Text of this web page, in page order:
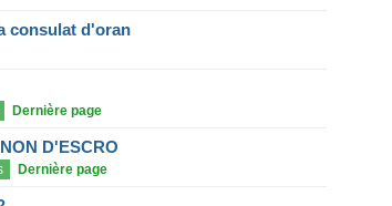
consulat d'oran
Dernière page
D'ESCRO
Dernière page